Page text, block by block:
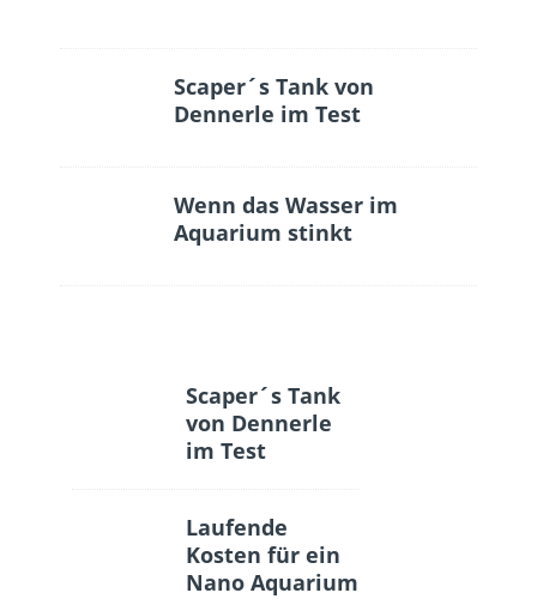
Scaper´s Tank von
Dennerle im Test
Wenn das Wasser im
Aquarium stinkt
Scaper´s Tank
von Dennerle
im Test
Laufende
Kosten für ein
Nano Aquarium